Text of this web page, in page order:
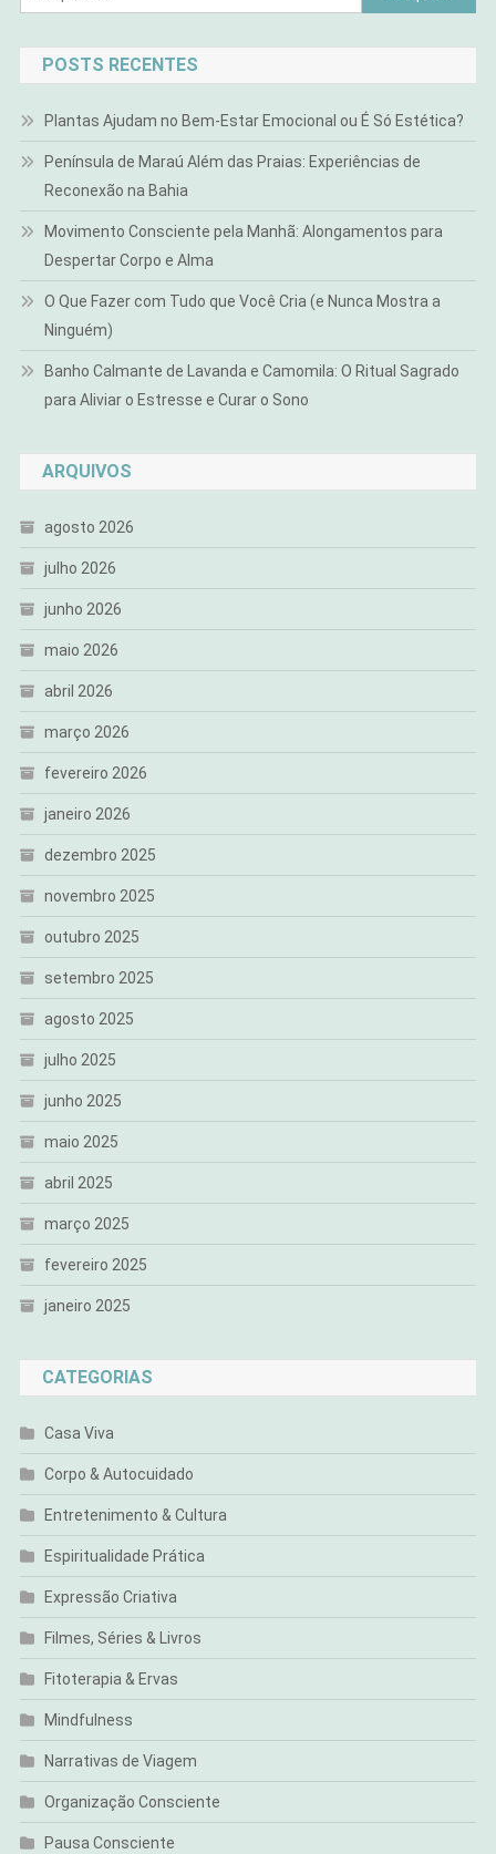
por:
POSTS RECENTES
Plantas Ajudam no Bem-Estar Emocional ou É Só Estética?
Península de Maraú Além das Praias: Experiências de
Reconexão na Bahia
Movimento Consciente pela Manhã: Alongamentos para
Despertar Corpo e Alma
O Que Fazer com Tudo que Você Cria (e Nunca Mostra a
Ninguém)
Banho Calmante de Lavanda e Camomila: O Ritual Sagrado
para Aliviar o Estresse e Curar o Sono
ARQUIVOS
agosto 2026
julho 2026
junho 2026
maio 2026
abril 2026
março 2026
fevereiro 2026
janeiro 2026
dezembro 2025
novembro 2025
outubro 2025
setembro 2025
agosto 2025
julho 2025
junho 2025
maio 2025
abril 2025
março 2025
fevereiro 2025
janeiro 2025
CATEGORIAS
Casa Viva
Corpo & Autocuidado
Entretenimento & Cultura
Espiritualidade Prática
Expressão Criativa
Filmes, Séries & Livros
Fitoterapia & Ervas
Mindfulness
Narrativas de Viagem
Organização Consciente
Pausa Consciente